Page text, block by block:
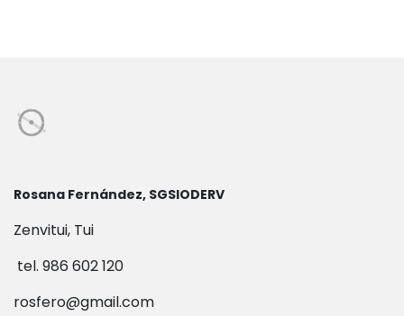
Rosana Fernández, SGSIODERV
Zenvitui, Tui
tel. 986 602 120
rosfero@gmail.com